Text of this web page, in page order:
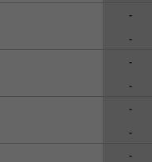
-
-
-
-
-
-
-